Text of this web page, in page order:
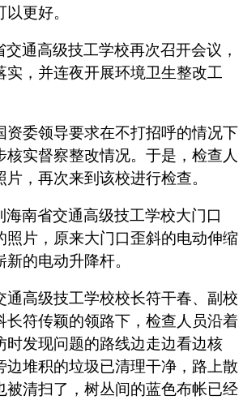
更好。
交通高级技工学校再次召开会议，
实，并连夜开展环境卫生整改工
资委领导要求在不打招呼的情况下
核实督察整改情况。于是，检查人
，再次来到该校进行检查。
海南省交通高级技工学校大门口
照片，原来大门口歪斜的电动伸缩
的电动升降杆。
通高级技工学校校长符干春、副校
长符传颖的领路下，检查人员沿着
时发现问题的路线边走边看边核
边堆积的垃圾已清理干净，路上散
被清扫了，树丛间的蓝色布帐已经